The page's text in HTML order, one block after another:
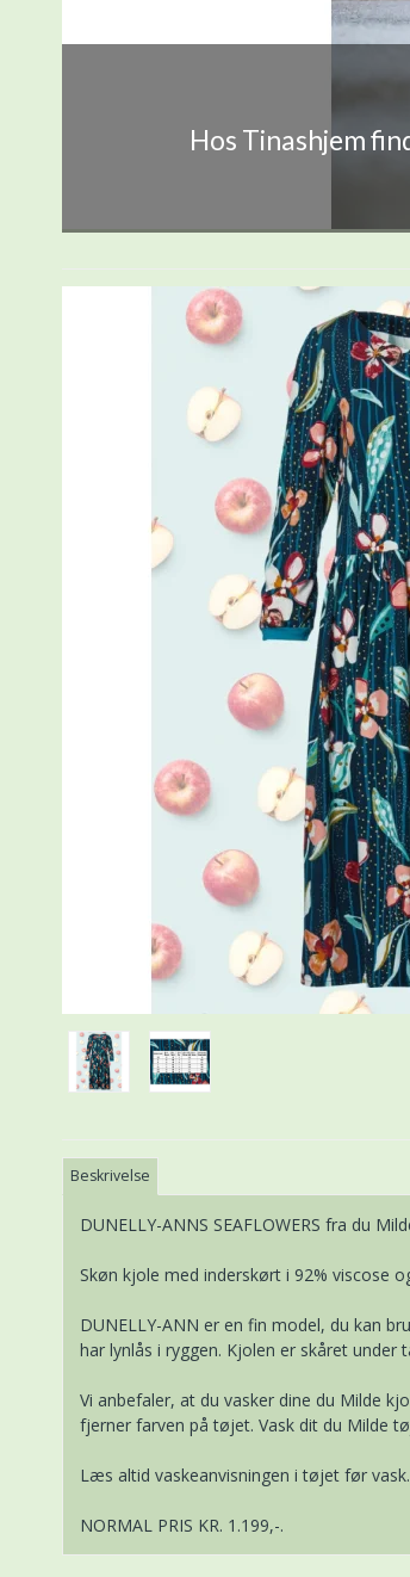
Hos Tinashjem
Beskrivelse
DUNELLY-ANNS SEAFLOWERS fra du
Skøn kjole med inderskørt i 92% viscose
DUNELLY-ANN er en fin model, du kan
har lynlås i ryggen. Kjolen er skåret
Vi anbefaler, at du vasker dine du Milde
fjerner farven på tøjet. Vask dit du Milde
Læs altid vaskeanvisningen i tøjet før vask.
NORMAL PRIS KR. 1.199,-.